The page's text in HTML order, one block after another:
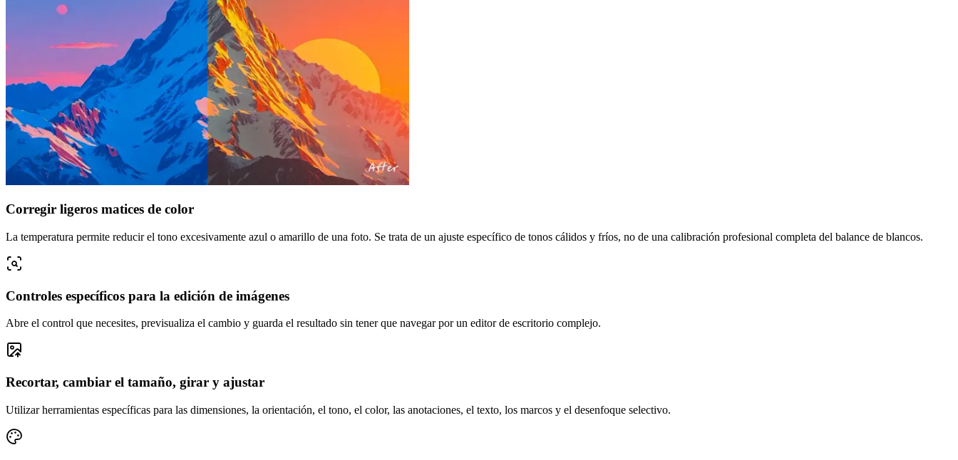
Corregir ligeros matices de color
La temperatura permite reducir el tono excesivamente azul o amarillo de una foto. Se trata de un ajuste específico de tonos cálidos y fríos, no de una calibración profesional completa del balance de blancos.
Controles específicos para la edición de imágenes
Abre el control que necesites, previsualiza el cambio y guarda el resultado sin tener que navegar por un editor de escritorio complejo.
Recortar, cambiar el tamaño, girar y ajustar
Utilizar herramientas específicas para las dimensiones, la orientación, el tono, el color, las anotaciones, el texto, los marcos y el desenfoque selectivo.